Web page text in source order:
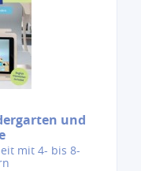
und
mit 4- bis 8-